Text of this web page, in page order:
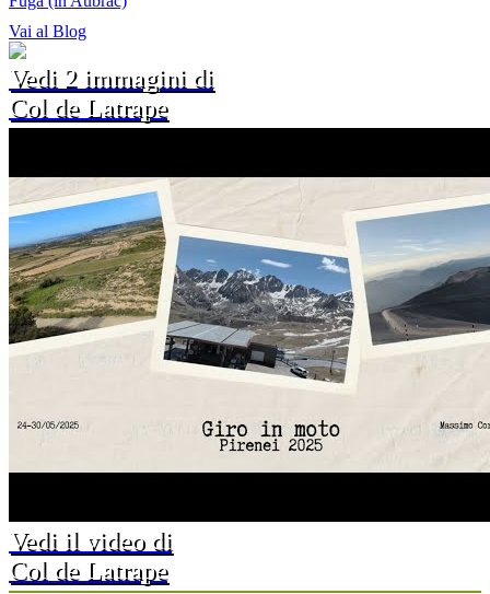
Vai al Blog
Vedi 2 immagini di
Col de Latrape
Vedi il video di
Col de Latrape